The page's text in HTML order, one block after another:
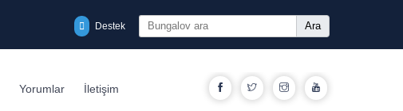
Destek Ara
Yorumlar İletişim FacebookTwitter Instagram